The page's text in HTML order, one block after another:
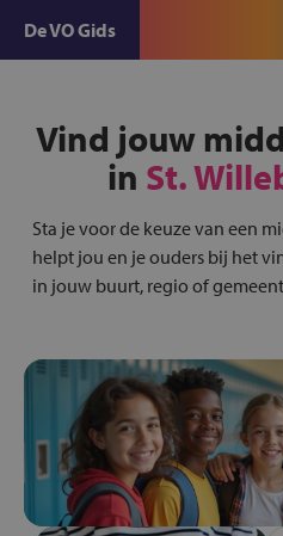
De VO Gids
Vind jouw
in St.
Sta je voor de keuze van een
helpt jou en je ouders bij het
in jouw buurt, regio of